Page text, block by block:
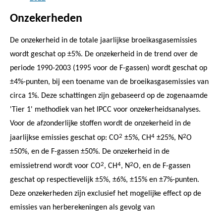
Onzekerheden
De onzekerheid in de totale jaarlijkse broeikasgasemissies
wordt geschat op ±5%. De onzekerheid in de trend over de
periode 1990-2003 (1995 voor de F-gassen) wordt geschat op
±4%-punten, bij een toename van de broeikasgasemissies van
circa 1%. Deze schattingen zijn gebaseerd op de zogenaamde
'Tier 1' methodiek van het IPCC voor onzekerheidsanalyses.
Voor de afzonderlijke stoffen wordt de onzekerheid in de
jaarlijkse emissies geschat op: CO2 ±5%, CH4 ±25%, N2O
±50%, en de F-gassen ±50%. De onzekerheid in de
emissietrend wordt voor CO2, CH4, N2O, en de F-gassen
geschat op respectievelijk ±5%, ±6%, ±15% en ±7%-punten.
Deze onzekerheden zijn exclusief het mogelijke effect op de
emissies van herberekeningen als gevolg van